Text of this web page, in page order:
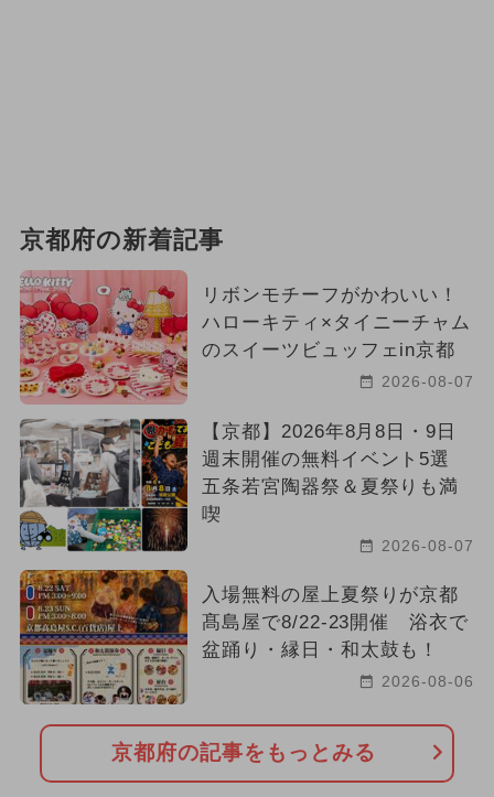
京都府の新着記事
リボンモチーフがかわいい！
ハローキティ×タイニーチャム
のスイーツビュッフェin京都
2026-08-07
【京都】2026年8月8日・9日
週末開催の無料イベント5選
五条若宮陶器祭＆夏祭りも満
喫
2026-08-07
入場無料の屋上夏祭りが京都
髙島屋で8/22-23開催 浴衣で
盆踊り・縁日・和太鼓も！
2026-08-06
京都府の記事をもっとみる